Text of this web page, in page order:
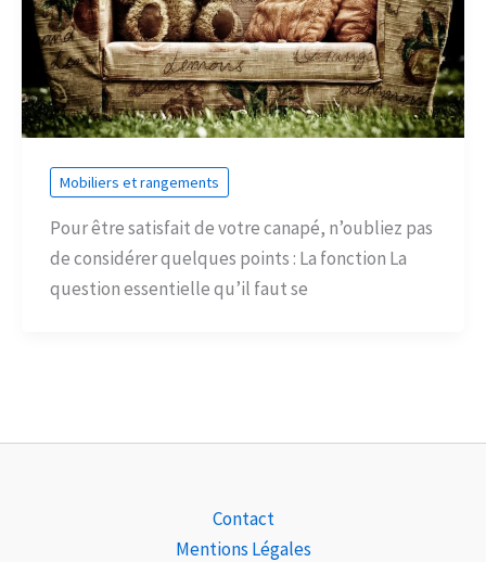
Mobiliers et rangements
Pour être satisfait de votre canapé, n’oubliez pas
de considérer quelques points : La fonction La
question essentielle qu’il faut se
Contact
Mentions Légales